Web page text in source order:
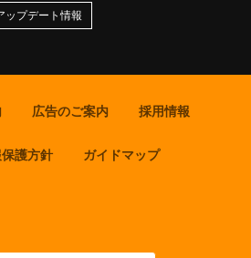
ップデート情報
広告のご案内 採用情報
護方針 ガイドマップ